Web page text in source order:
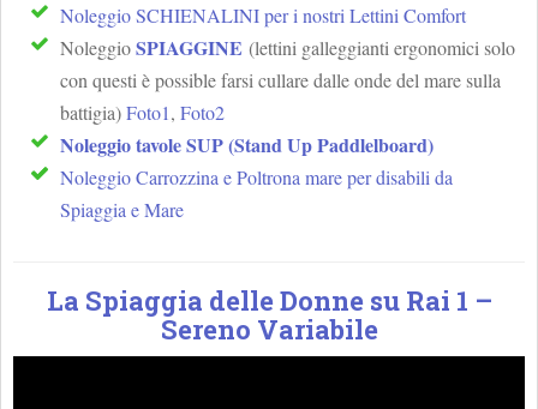
Noleggio SCHIENALINI per i nostri Lettini Comfort
NoleggioSPIAGGINE (lettini galleggianti ergonomici solo
con questi è possible farsi cullare dalle onde del mare sulla
battigia)Foto1,Foto2
Noleggio tavole SUP (Stand Up Paddlelboard)
Noleggio Carrozzina e Poltrona mare per disabili da
Spiaggia e Mare
La Spiaggia delle Donne su Rai 1 –
Sereno Variabile